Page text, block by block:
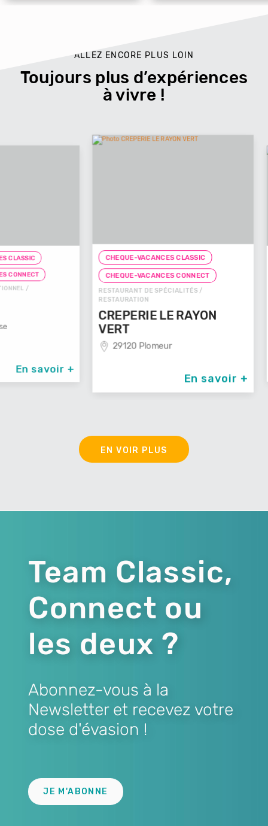
ALLEZ ENCORE PLUS LOIN
Toujours plus d’expériences
à vivre !
+
CHEQUE-VACANCES CLASSIC
CHEQUE-VACANCES CONNECT
RESTAURANT DE SPÉCIALITÉS /
RESTAURATION
CREPERIE LE RAYON
29120 Plomeur
En savoir +
EN VOIR PLUS
Team Classic,
Connect ou
les deux ?
Abonnez-vous à la
Newsletter et recevez votre
dose d'évasion !
JE M'ABONNE